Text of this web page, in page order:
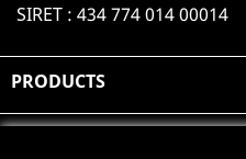
SIRET : 434 774 014 00014
PRODUCTS